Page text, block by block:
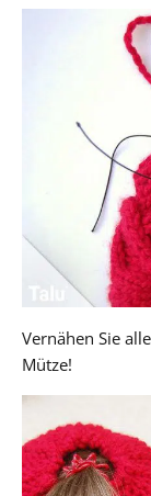
Vernähen Sie
Mütze!